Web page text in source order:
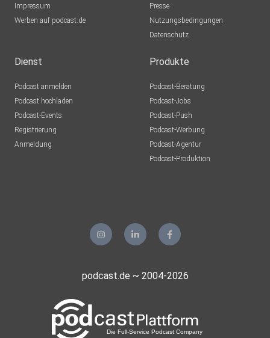
Impressum
Werben auf podcast.de
Presse
Nutzungsbedingungen
Datenschutz
Dienst
Podcast anmelden
Podcast hochladen
Podcast-Events
Registrierung
Anmeldung
Produkte
Podcast-Beratung
Podcast-Jobs
Podcast-Push
Podcast-Werbung
Podcast-Agentur
Podcast-Produktion
podcast.de ~ 2004-2026